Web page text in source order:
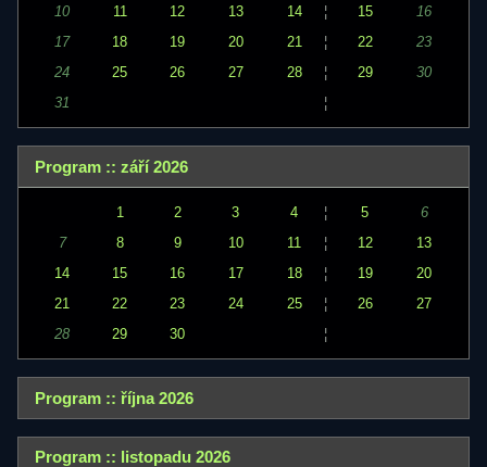
10
11 12 13 14 ¦ 15
16
17
18 19 20 21 ¦ 22
23
24
25 26 27 28 ¦ 29
30
31
¦
Program :: září 2026
1 2 3 4 ¦ 5
6
7
8 9 10 11 ¦ 12
13
14
15 16 17 18 ¦ 19
20
21
22 23 24 25 ¦ 26
27
28
29 30 ¦
Program :: října 2026
Program :: listopadu 2026